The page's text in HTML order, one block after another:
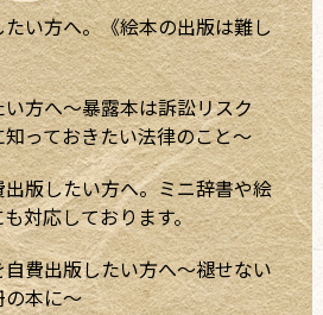
い方へ。《絵本の出版は難し
方へ～暴露本は訴訟リスク
っておきたい法律のこと～
版したい方へ。ミニ辞書や絵
対応しております。
費出版したい方へ～褪せない
本に～